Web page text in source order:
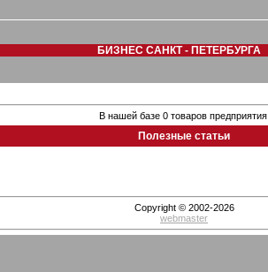
БИЗНЕС САНКТ - ПЕТЕРБУРГА
В нашей базе 0 товаров предприятия.
Полезные статьи
Copyright © 2002-2026
webmaster